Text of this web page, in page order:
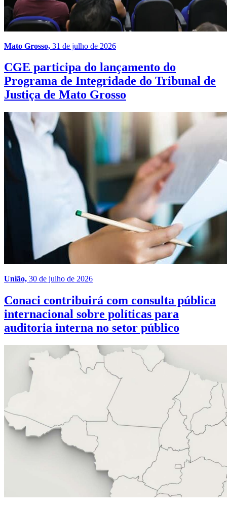
Mato Grosso, 31 de julho de 2026
CGE participa do lançamento do
Programa de Integridade do Tribunal de
Justiça de Mato Grosso
União, 30 de julho de 2026
Conaci contribuirá com consulta pública
internacional sobre políticas para
auditoria interna no setor público